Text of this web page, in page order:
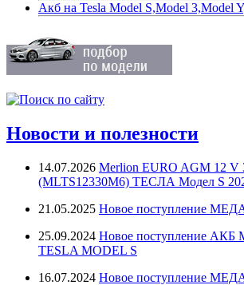
Акб на Tesla Model S,Model 3,Model
Новости и полезности
14.07.2026 Merlion EURO AGM 12 V
(MLTS12330M6) ТЕСЛА Модел S
21.05.2025 Новое поступление
25.09.2024 Новое поступление АКБ
TESLA MODEL S
16.07.2024 Новое поступление